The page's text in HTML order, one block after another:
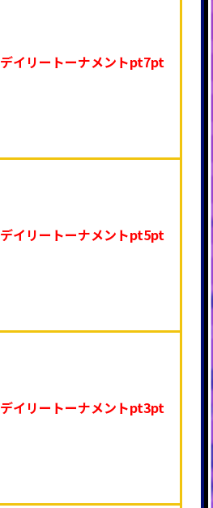
デイリートーナメントpt7pt
デイリートーナメントpt5pt
デイリートーナメントpt3pt